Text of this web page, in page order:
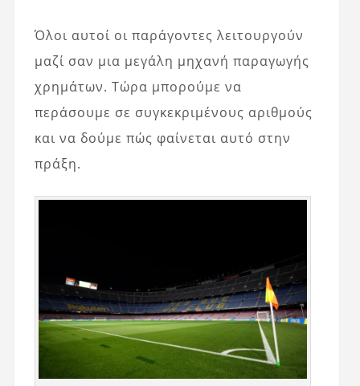
Όλοι αυτοί οι παράγοντες λειτουργούν
μαζί σαν μια μεγάλη μηχανή παραγωγής
χρημάτων. Τώρα μπορούμε να
περάσουμε σε συγκεκριμένους αριθμούς
και να δούμε πώς φαίνεται αυτό στην
πράξη.